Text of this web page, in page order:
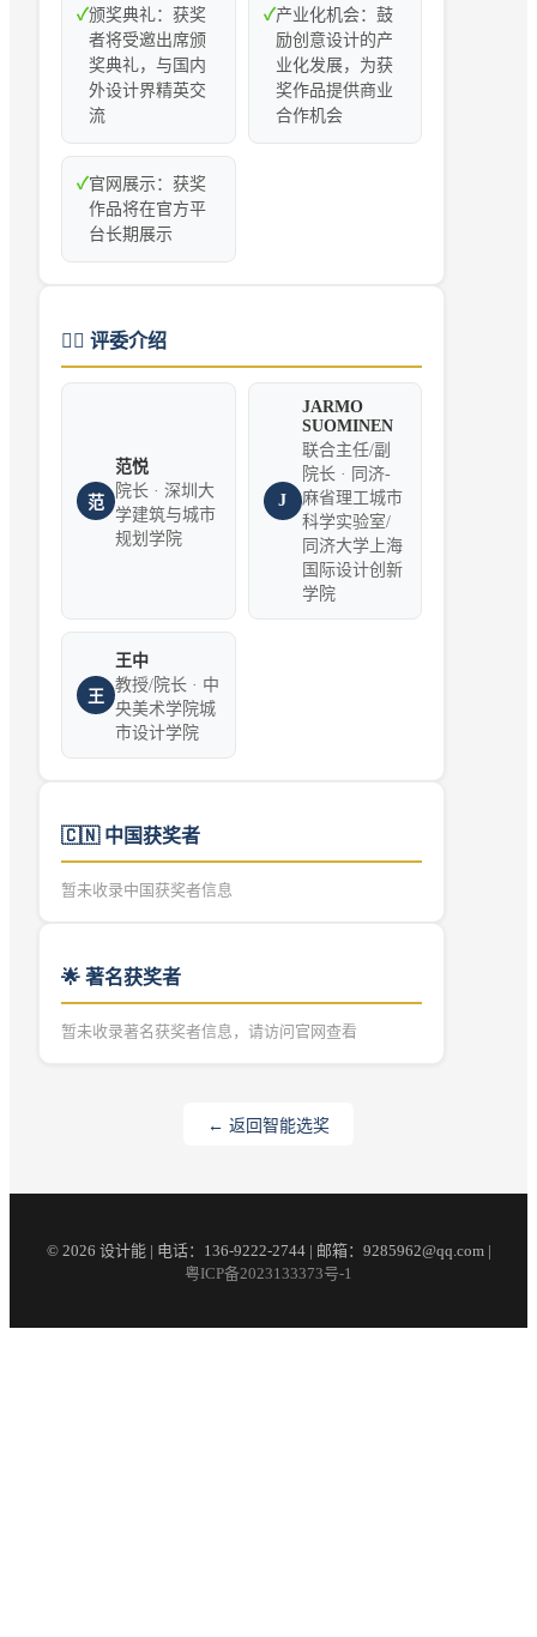
✓颁奖典礼：获奖
者将受邀出席颁
奖典礼，与国内
外设计界精英交
流
✓产业化机会：鼓
励创意设计的产
业化发展，为获
奖作品提供商业
合作机会
✓官网展示：获奖
作品将在官方平
台长期展示
👨‍⚖️ 评委介绍
范
范悦
院长 · 深圳大
学建筑与城市
规划学院
J
JARMO
SUOMINEN
联合主任/副
院长 · 同济-
麻省理工城市
科学实验室/
同济大学上海
国际设计创新
学院
王
王中
教授/院长 · 中
央美术学院城
市设计学院
🇨🇳 中国获奖者
暂未收录中国获奖者信息
🌟 著名获奖者
暂未收录著名获奖者信息，请访问官网查看
← 返回智能选奖
© 2026 设计能 | 电话：136-9222-2744 | 邮箱：9285962@qq.com |
粤ICP备2023133373号-1